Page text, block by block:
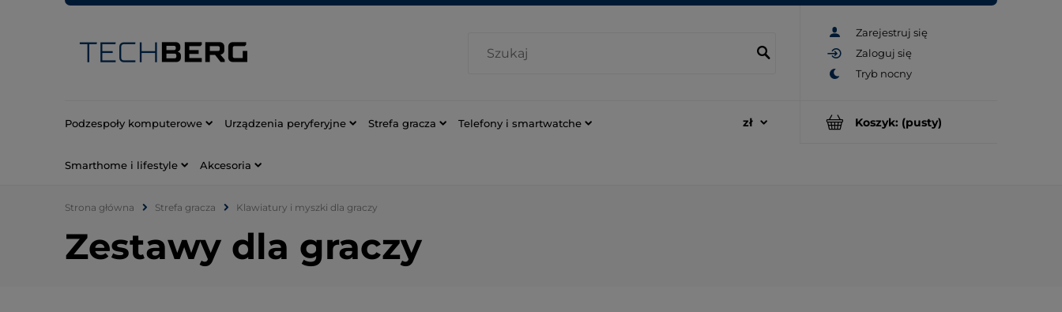
Zarejestruj się
Zaloguj się
Koszyk: (pusty)
Podzespoły komputerowe Urządzenia peryferyjne Strefa gracza Telefony i smartwatche
Smarthome i lifestyle Akcesoria
Strona główna Strefa gracza Klawiatury i myszki dla graczy
Zestawy dla graczy